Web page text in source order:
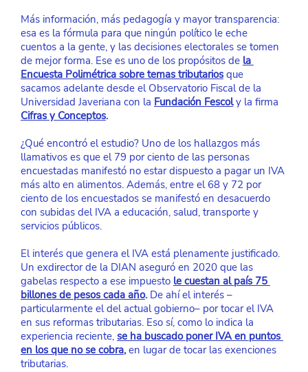
Más información, más pedagogía y mayor transparencia:
esa es la fórmula para que ningún político le eche
cuentos a la gente, y las decisiones electorales se tomen
de mejor forma. Ese es uno de los propósitos de la
Encuesta Polimétrica sobre temas tributarios que
sacamos adelante desde el Observatorio Fiscal de la
Universidad Javeriana con la Fundación Fescol y la firma
Cifras y Conceptos.
¿Qué encontró el estudio? Uno de los hallazgos más
llamativos es que el 79 por ciento de las personas
encuestadas manifestó no estar dispuesto a pagar un IVA
más alto en alimentos. Además, entre el 68 y 72 por
ciento de los encuestados se manifestó en desacuerdo
con subidas del IVA a educación, salud, transporte y
servicios públicos.
El interés que genera el IVA está plenamente justificado.
Un exdirector de la DIAN aseguró en 2020 que las
gabelas respecto a ese impuesto le cuestan al país 75
billones de pesos cada año. De ahí el interés –
particularmente el del actual gobierno– por tocar el IVA
en sus reformas tributarias. Eso sí, como lo indica la
experiencia reciente, se ha buscado poner IVA en puntos
en los que no se cobra, en lugar de tocar las exenciones
tributarias.